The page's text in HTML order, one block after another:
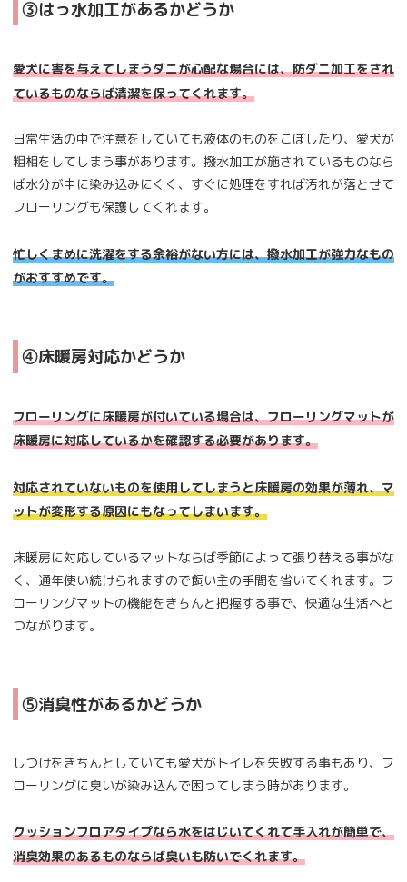
③はっ水加工があるかどうか
愛犬に害を与えてしまうダニが心配な場合には、防ダニ加工をされ
ているものならば清潔を保ってくれます。
日常生活の中で注意をしていても液体のものをこぼしたり、愛犬が
粗相をしてしまう事があります。撥水加工が施されているものなら
ば水分が中に染み込みにくく、すぐに処理をすれば汚れが落とせて
フローリングも保護してくれます。
忙しくまめに洗濯をする余裕がない方には、撥水加工が強力なもの
がおすすめです。
④床暖房対応かどうか
フローリングに床暖房が付いている場合は、フローリングマットが
床暖房に対応しているかを確認する必要があります。
対応されていないものを使用してしまうと床暖房の効果が薄れ、マ
ットが変形する原因にもなってしまいます。
床暖房に対応しているマットならば季節によって張り替える事がな
く、通年使い続けられますので飼い主の手間を省いてくれます。フ
ローリングマットの機能をきちんと把握する事で、快適な生活へと
つながります。
⑤消臭性があるかどうか
しつけをきちんとしていても愛犬がトイレを失敗する事もあり、フ
ローリングに臭いが染み込んで困ってしまう時があります。
クッションフロアタイプなら水をはじいてくれて手入れが簡単で、
消臭効果のあるものならば臭いも防いでくれます。